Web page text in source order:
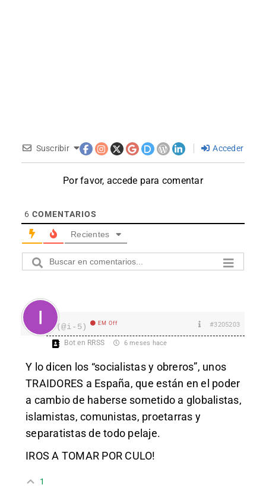
Suscribir Acceder
Por favor, accede para comentar
6 COMENTARIOS
Recientes
I(@i-5) EM Off #3205203
Bot en RRSS 6 meses hace
Y lo dicen los “socialistas y obreros”, unos
TRAIDORES a España, que están en el poder
a cambio de haberse sometido a globalistas,
islamistas, comunistas, proetarras y
separatistas de todo pelaje.
IROS A TOMAR POR CULO!
1